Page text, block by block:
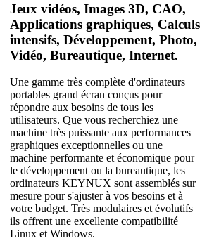
Jeux vidéos, Images 3D, CAO,
Applications graphiques, Calculs
intensifs, Développement, Photo,
Vidéo, Bureautique, Internet.
Une gamme très complète d'ordinateurs
portables grand écran conçus pour
répondre aux besoins de tous les
utilisateurs. Que vous recherchiez une
machine très puissante aux performances
graphiques exceptionnelles ou une
machine performante et économique pour
le développement ou la bureautique, les
ordinateurs KEYNUX sont assemblés sur
mesure pour s'ajuster à vos besoins et à
votre budget. Très modulaires et évolutifs
ils offrent une excellente compatibilité
Linux et Windows.